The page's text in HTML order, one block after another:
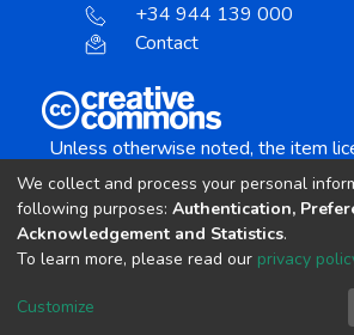
+34 944 139 000
Contact
Unless otherwise noted, the item
Creative Commons Attribution-
copyright ©
Cookie
We collect and process your personal
following purposes: Authentication,
Acknowledgement and Statistics.
To learn more, please read our privacy
Customize